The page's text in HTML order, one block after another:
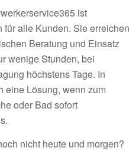
ist
alle Kunden. Sie erreichen
Beratung und Einsatz
wenige Stunden, bei
höchstens Tage. In
eine Lösung, wenn zum
oder Bad sofort
nicht heute und morgen?